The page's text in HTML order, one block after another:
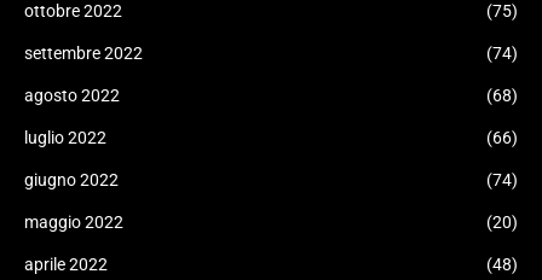
ottobre 2022 (75)
settembre 2022 (74)
agosto 2022 (68)
luglio 2022 (66)
giugno 2022 (74)
maggio 2022 (20)
aprile 2022 (48)